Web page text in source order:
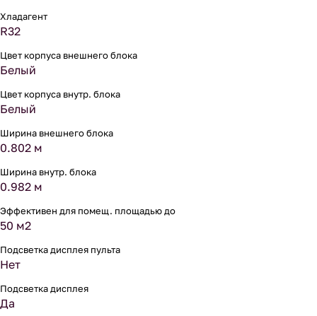
Хладагент
R32
Цвет корпуса внешнего блока
Белый
Цвет корпуса внутр. блока
Белый
Ширина внешнего блока
0.802 м
Ширина внутр. блока
0.982 м
Эффективен для помещ. площадью до
50 м2
Подсветка дисплея пульта
Нет
Подсветка дисплея
Да